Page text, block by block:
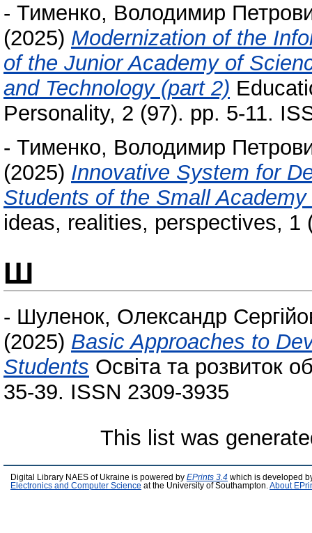
- Тименко, Володимир
(2025) Modernization of the
of the Junior Academy of
and Technology (part 2)
Personality, 2 (97). pp. 5-11.
- Тименко, Володимир
(2025) Innovative System for
Students of the Small
ideas, realities, perspectives, 1
Ш
- Шуленок, Олександр
(2025) Basic Approaches to
Students Освіта та розвиток
35-39. ISSN 2309-3935
This list was
Digital Library NAES of Ukraine is powered by EPrints 3.4 which is developed
Electronics and Computer Science at the University of Southampton. About